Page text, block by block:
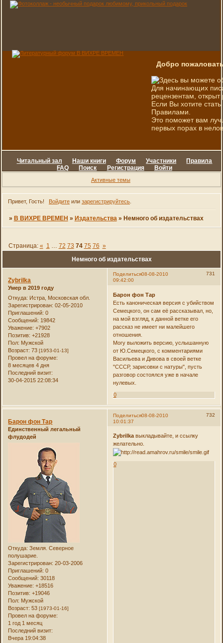
Добро
Здесь вы можете
Для начинающих
рецензентам, открыт
Если Вы хотите
Правилами.
Это поможет вам
первых порах в
Читальный зал Наши книги Форум Участники
Правила
FAQ
Поиск Регистрация Войти
Активные темы
Привет, Гость! Войдитеили зарегистрируйтесь.
» В ВИХРЕ ВРЕМЕН » Издательства » Немного об издательствах
Немного об издательствах
Страница: « 1 … 72 73 74 75 76 »
Поделиться 731
08-08-2010
09:42:00
Zybrilka
Умер в 2019 году
Откуда: Истра, Московская обл.
Зарегистрирован: 02-05-2010
Приглашений: 0
Сообщений: 19842
Уважение: +7902
Позитив: +21928
Пол: Мужской
Возраст: 73[1953-01-13]
Провел на форуме:
8 месяцев 4 дня
Последний визит:
30-04-2015 22:08:34
Барон фон Тар
Есть каноническая версия с убийством
Семецкого, он сам её рассказывал, но,
на мой взгляд, к данной ветке его
рассказ не имеет ни малейшего
отношения.
Могу выложить версию, услышанную
от Ю.Семецкого, с комментариями
Васильева и Дивова в своей ветке
"СССР, зарисовки с натуры", пусть
разговор состоялся уже в начале
нулевых.
0
Поделиться 732
08-08-2010
10:01:37
Барон фон Тар
Единственный легальный
флудодей
Откуда: Земля. Северное
полушарие.
Зарегистрирован: 20-03-2006
Приглашений: 0
Сообщений: 30118
Уважение: +18516
Позитив: +19046
Пол: Мужской
Возраст: 53[1973-01-16]
Провел на форуме:
1 год 1 месяц
Последний визит:
Вчера 19:04:38
Zybrilkaвыкладывайте, и ссылку
желательно.
0